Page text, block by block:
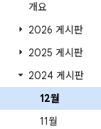
개요
2026 게시판
2025 게시판
2024 게시판
12월
11월